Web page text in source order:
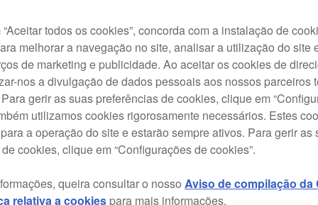
do
todos os cookies”, concorda com a instalação de
melhorar a navegação no site, analisar a utilização do site
de marketing e publicidade. Ao aceitar os cookies de
nos a divulgação de dados pessoais aos nossos parceiros
gerir as suas preferências de cookies, clique em
utilizamos cookies rigorosamente necessários. Estes
a operação do site e estarão sempre ativos. Para gerir as
cookies, clique em “Configurações de cookies”.
queira consultar o nosso Aviso de compilação da
relativa a cookies para mais informações.